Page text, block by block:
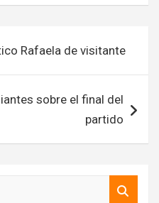
Rafaela de visitante
sobre el final del
partido